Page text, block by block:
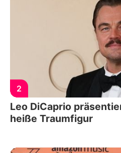
2
Leo DiCaprio
heiße Traumfigur